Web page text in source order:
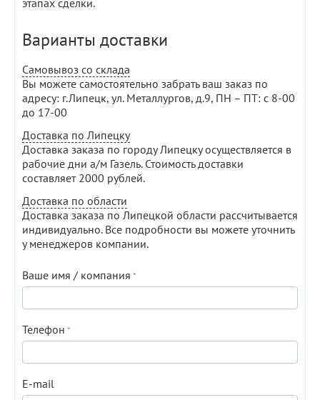
этапах сделки.
Варианты доставки
Самовывоз со склада
Вы можете самостоятельно забрать ваш заказ по
адресу: г.Липецк, ул. Металлургов, д.9, ПН – ПТ: с 8-00
до 17-00
Доставка по Липецку
Доставка заказа по городу Липецку осуществляется в
рабочие дни а/м Газель. Стоимость доставки
составляет 2000 рублей.
Доставка по области
Доставка заказа по Липецкой области рассчитывается
индивидуально. Все подробности вы можете уточнить
у менеджеров компании.
Ваше имя / компания
Телефон
E-mail